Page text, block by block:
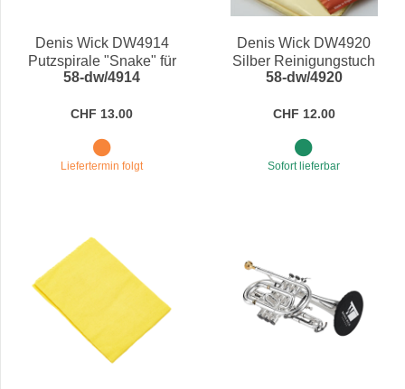
Denis Wick DW4914
Putzspirale "Snake" für
Trompeten
58-dw/4914
CHF 13.00
Liefertermin folgt
Denis Wick DW4920
Silber Reinigungstuch
58-dw/4920
CHF 12.00
Sofort lieferbar